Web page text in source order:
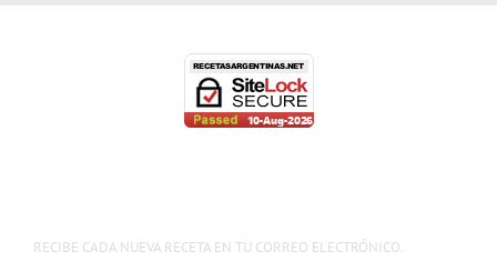
RECIBE CADA NUEVA RECETA EN TU CORREO ELECTRÓNICO.